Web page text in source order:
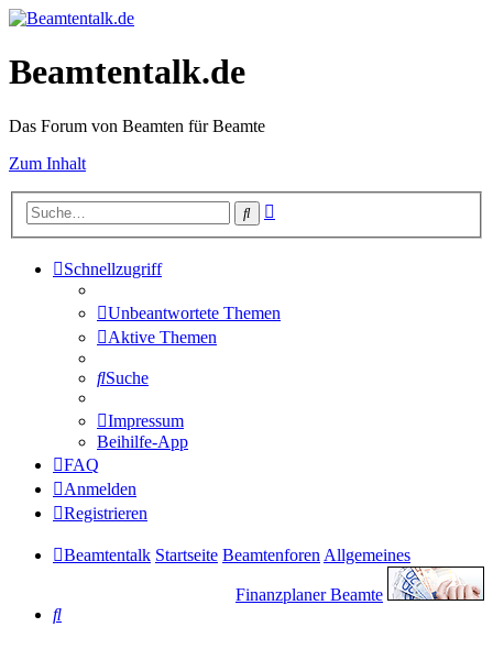
Beamtentalk.de
Das Forum von Beamten für Beamte
Zum Inhalt
Suche
Schnellzugriff
Unbeantwortete Themen
Aktive Themen
Suche
Impressum
Beihilfe-App
FAQ
Anmelden
Registrieren
Beamtentalk Startseite BeamtenforenAllgemeines
Finanzplaner Beamte
Suche